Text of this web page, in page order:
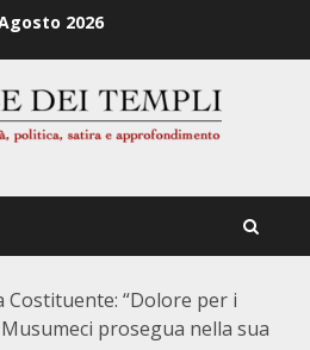
2026
Costituente: “Dolore per i
prosegua nella sua